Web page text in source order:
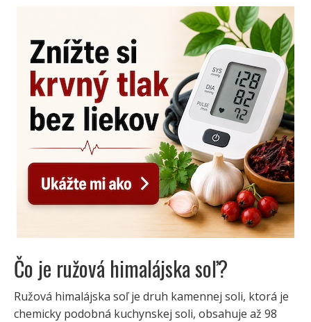
Čo je ružová himalájska soľ?
Ružová himalájska soľ je druh kamennej soli, ktorá je
chemicky podobná kuchynskej soli, obsahuje až 98